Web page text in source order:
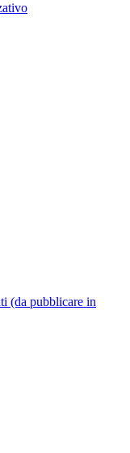
(da pubblicare in